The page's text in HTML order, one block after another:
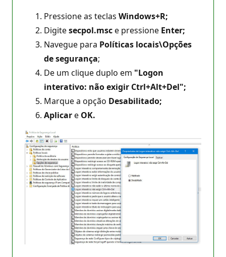
Pressione as teclas Windows+R;
Digitesecpol.msce pressione Enter;
Navegue para Políticas locais\Opções
de segurança;
De um clique duplo em "Logon
interativo: não exigir Ctrl+Alt+Del";
Marque a opção Desabilitado;
Aplicare OK.